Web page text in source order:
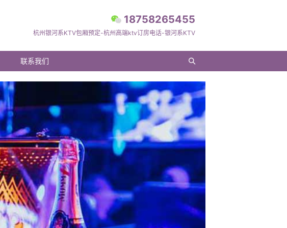
18758265455
杭州银河系KTV包厢预定-杭州高端ktv订房电话-银河系KTV
联系我们